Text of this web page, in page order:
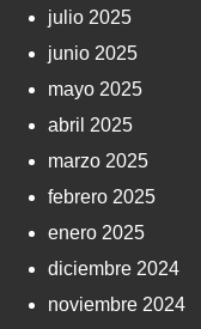
julio 2025
junio 2025
mayo 2025
abril 2025
marzo 2025
febrero 2025
enero 2025
diciembre 2024
noviembre 2024